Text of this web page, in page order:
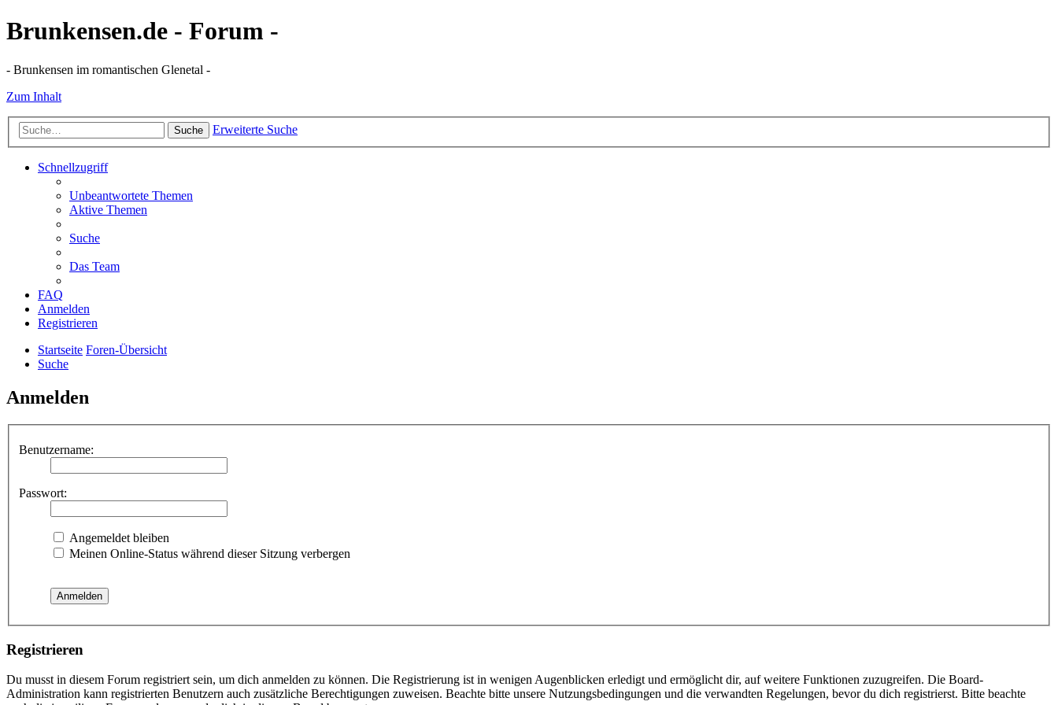
Brunkensen.de - Forum -
- Brunkensen im romantischen Glenetal -
Zum Inhalt
Suche Erweiterte Suche
Schnellzugriff
Unbeantwortete Themen
Aktive Themen
Suche
Das Team
FAQ
Anmelden
Registrieren
Startseite Foren-Übersicht
Suche
Anmelden
Benutzername:
Passwort:
Angemeldet bleiben
Meinen Online-Status während dieser Sitzung verbergen
Registrieren
Du musst in diesem Forum registriert sein, um dich anmelden zu können. Die Registrierung ist in wenigen Augenblicken erledigt und ermöglicht dir, auf weitere Funktionen zuzugreifen. Die Board-
Administration kann registrierten Benutzern auch zusätzliche Berechtigungen zuweisen. Beachte bitte unsere Nutzungsbedingungen und die verwandten Regelungen, bevor du dich registrierst. Bitte beachte